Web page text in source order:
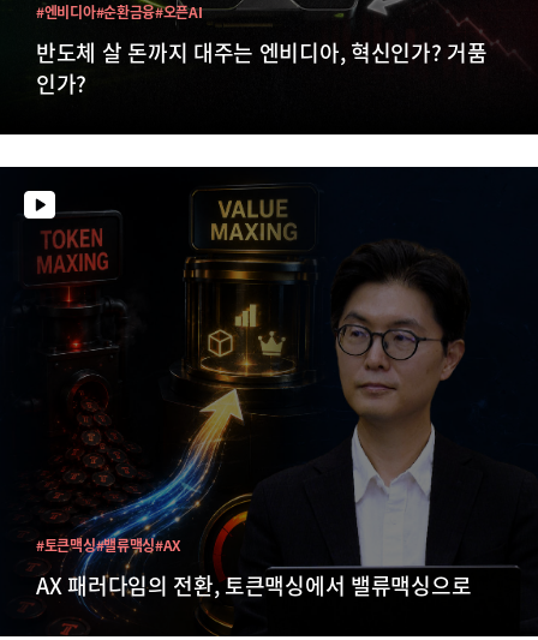
반도체 살 돈까지 대주는 엔비디아, 혁신인가? 거품
인가?
#엔비디아#순환금융#오픈AI
AX 패러다임의 전환, 토큰맥싱에서 밸류맥싱으로
#토큰맥싱#밸류맥싱#AX